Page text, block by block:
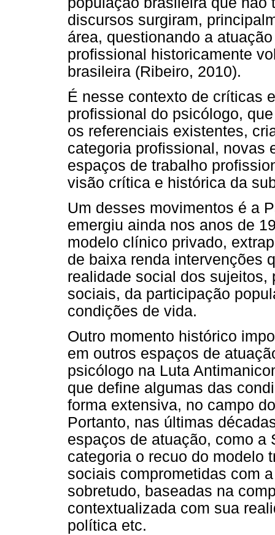
discursos surgiram,
área, questionando a
profissional historicamente
brasileira (Ribeiro, 2010).
É nesse contexto de críticas
profissional do psicólogo,
os referenciais existentes,
categoria profissional, novas
espaços de trabalho
visão crítica e histórica da
Um desses movimentos é a
emergiu ainda nos anos de
modelo clínico privado,
de baixa renda intervenções
realidade social dos sujeitos,
sociais, da participação
condições de vida.
Outro momento histórico
em outros espaços de
psicólogo na Luta
que define algumas das
forma extensiva, no campo
Portanto, nas últimas
espaços de atuação, como a
categoria o recuo do modelo
sociais comprometidas com
sobretudo, baseadas na
contextualizada com sua
política etc.